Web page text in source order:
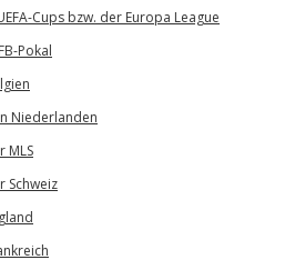
Cups bzw. der Europa League
Pokal
Niederlanden
MLS
Schweiz